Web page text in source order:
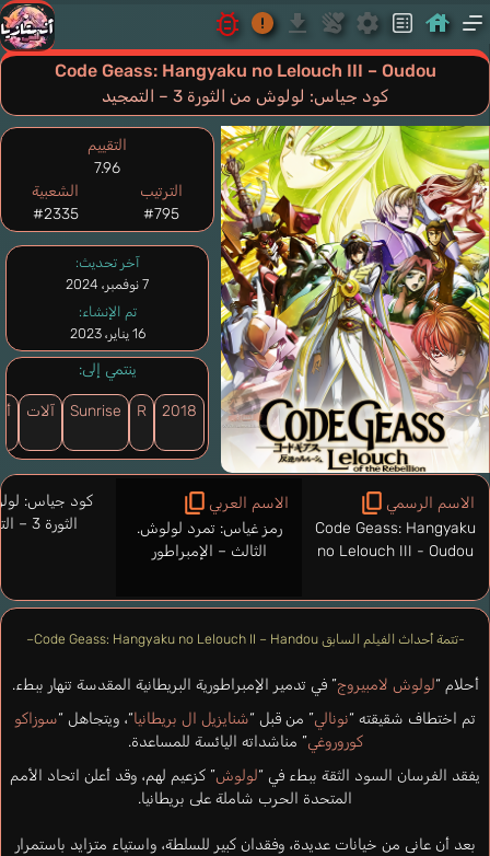
Code Geass: Hangyaku no Lelouch III – Oudou
كود جياس: لولوش من الثورة 3 – التمجيد
آخر تحديث:
7 نوفمبر، 2024
تم الإنشاء:
16 يناير، 2023
ينتمي إلى:
2018
R
Sunrise آلات
-تتمة أحداث الفيلم السابق Code Geass: Hangyaku no Lelouch II – Handou–
أحلام “لولوش لامبيروج” في تدمير الإمبراطورية البريطانية المقدسة تنهار ببطء.
تم اختطاف شقيقته “نونالي” من قبل “شنايزيل ال بريطانيا“، ويتجاهل “سوزاكو
كوروروغي” مناشداته اليائسة للمساعدة.
يفقد الفرسان السود الثقة ببطء في “لولوش” كزعيم لهم، وقد أعلن اتحاد الأمم
المتحدة الحرب شاملة على بريطانيا.
بعد أن عانى من خيانات عديدة، وفقدان كبير للسلطة، واستياء متزايد باستمرار
الاسم الرسمي
Code Geass: Hangyaku
no Lelouch III - Oudou
الاسم العربي
رمز غياس: تمرد لولوش.
الثالث – الإمبراطور
كود جياس:
الثورة 3 – التمجيد
التقييم
7.96
الترتيب
#795
الشعبية
#2335